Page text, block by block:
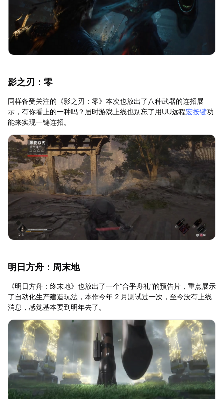
影之刃：零
同样备受关注的《影之刃：零》本次也放出了八种武器的连招展
示，有你看上的一种吗？届时游戏上线也别忘了用UU远程宏按键功
能来实现一键连招。
明日方舟：周末地
《明日方舟：终末地》也放出了一个“合乎舟礼”的预告片，重点展示
了自动化生产建造玩法，本作今年 2 月测试过一次，至今没有上线
消息，感觉基本要到明年去了。